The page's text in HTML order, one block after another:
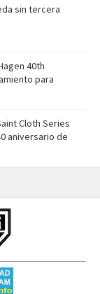
sin tercera
40th
para
Cloth Series
aniversario de